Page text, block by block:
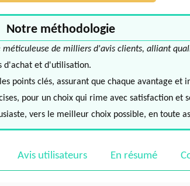
Notre méthodologie
de milliers d'avis clients, alliant
d'achat et d'utilisation.
points clés, assurant que chaque avantage
pour un choix qui rime avec satisfaction et
vers le meilleur choix possible, en toute
Avis utilisateurs En résumé